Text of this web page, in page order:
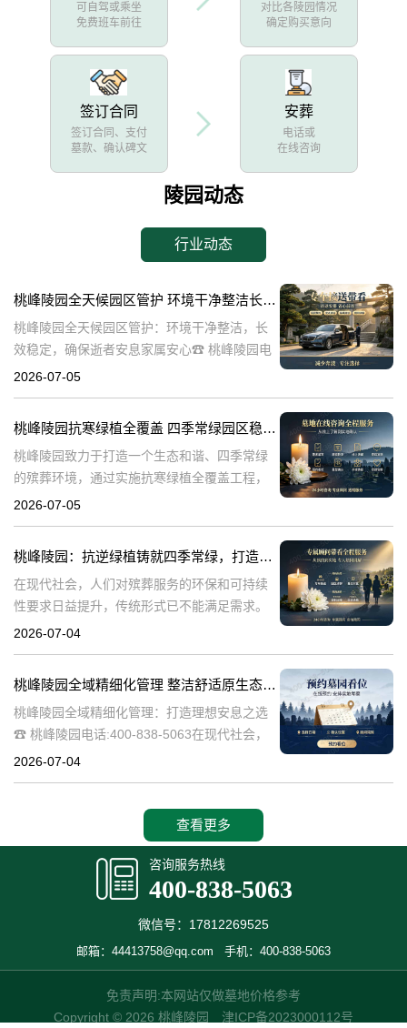
可自驾或乘坐
免费班车前往
对比各陵园情况
确定购买意向
签订合同
签订合同、支付
墓款、确认碑文
安葬
电话或
在线咨询
陵园动态
行业动态
桃峰陵园全天候园区管护 环境干净整洁长效稳定，确保逝者安息家属安心
桃峰陵园全天候园区管护：环境干净整洁，长
效稳定，确保逝者安息家属安心☎ 桃峰陵园电
话:400-838-5063在生命的终点，我们最希望的
2026-07-05
桃峰陵园抗寒绿植全覆盖 四季常绿园区稳定美观：打造生态和谐殡葬环境
桃峰陵园致力于打造一个生态和谐、四季常绿
的殡葬环境，通过实施抗寒绿植全覆盖工程，
不仅提升了园区的美观度，也确保了园区的稳
2026-07-05
桃峰陵园：抗逆绿植铸就四季常绿，打造生态绿色殡葬典范
在现代社会，人们对殡葬服务的环保和可持续
性要求日益提升，传统形式已不能满足需求。
桃峰陵园作为绿色殡葬的先行者，致力于构建
2026-07-04
桃峰陵园全域精细化管理 整洁舒适原生态园区：打造理想安息之选
桃峰陵园全域精细化管理：打造理想安息之选
☎ 桃峰陵园电话:400-838-5063在现代社会，
人们对死亡和安息地的看法正在发生变化。越
2026-07-04
查看更多
咨询服务热线
400-838-5063
微信号：17812269525
邮箱：44413758@qq.com 手机：400-838-5063
免责声明:本网站仅做墓地价格参考
Copyright © 2026 桃峰陵园 津ICP备2023000112号